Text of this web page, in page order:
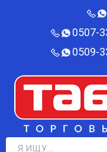
0507-
0509-